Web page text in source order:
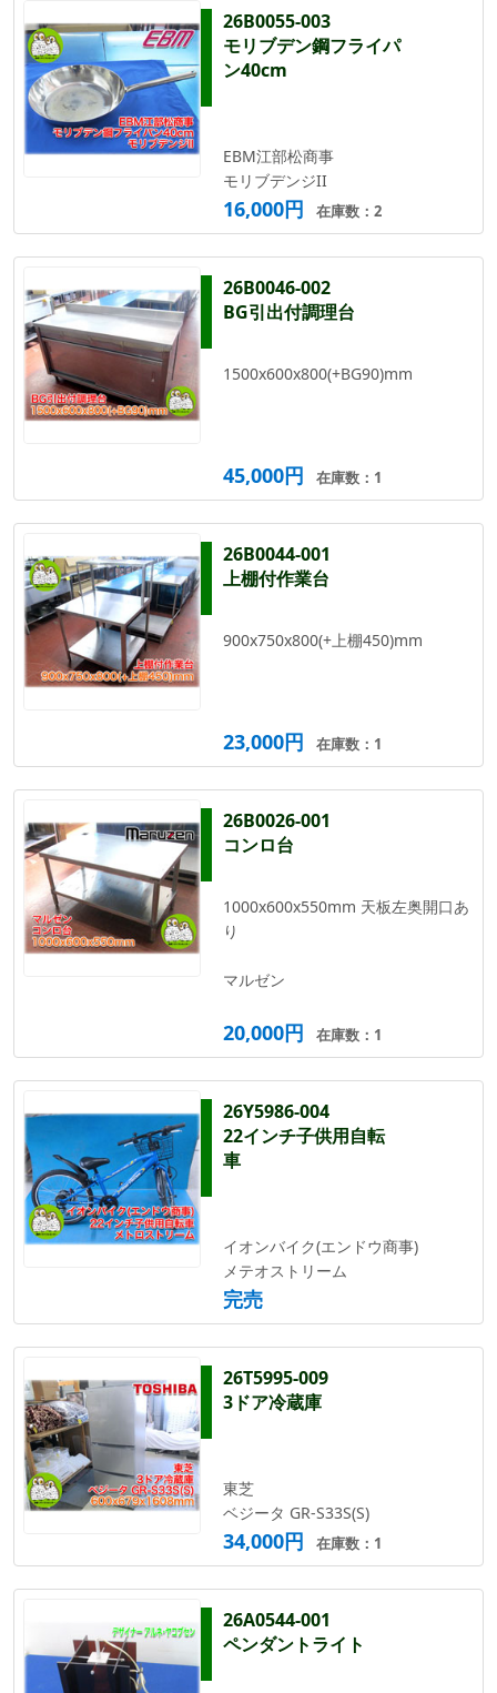
26B0055-003
モリブデン鋼フライパ
ン40cm
EBM江部松商事
モリブデンジII
16,000円 在庫数：2
26B0046-002
BG引出付調理台
1500x600x800(+BG90)mm
45,000円 在庫数：1
26B0044-001
上棚付作業台
900x750x800(+上棚450)mm
23,000円 在庫数：1
26B0026-001
コンロ台
1000x600x550mm 天板左奥開口あ
り
マルゼン
20,000円 在庫数：1
26Y5986-004
22インチ子供用自転
車
イオンバイク(エンドウ商事)
メテオストリーム
完売
26T5995-009
3ドア冷蔵庫
東芝
ベジータ GR-S33S(S)
34,000円 在庫数：1
26A0544-001
ペンダントライト